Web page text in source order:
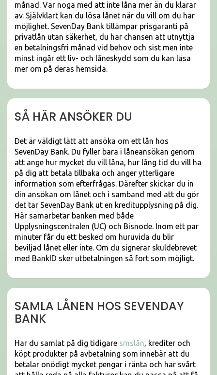
månad. Var noga med att inte låna mer än du klarar
av. Självklart kan du lösa lånet när du vill om du har
möjlighet. SevenDay Bank tillämpar prisgaranti på
privatlån utan säkerhet, du har chansen att utnyttja
en betalningsfri månad vid behov och sist men inte
minst ingår ett liv- och låneskydd som du kan läsa
mer om på deras hemsida.
SÅ HÄR ANSÖKER DU
Det är väldigt lätt att ansöka om ett lån hos
SevenDay Bank. Du fyller bara i låneansökan genom
att ange hur mycket du vill låna, hur lång tid du vill ha
på dig att betala tillbaka och anger ytterligare
information som efterfrågas. Därefter skickar du in
din ansökan om lånet och i samband med att du gör
det tar SevenDay Bank ut en kreditupplysning på dig.
Här samarbetar banken med både
Upplysningscentralen (UC) och Bisnode. Inom ett par
minuter får du ett besked om huruvida du blir
beviljad lånet eller inte. Om du signerar skuldebrevet
med BankID sker utbetalningen så fort som möjligt.
SAMLA LÅNEN HOS SEVENDAY
BANK
Har du samlat på dig tidigare smslån, krediter och
köpt produkter på avbetalning som innebär att du
betalar onödigt mycket pengar i ränta och har svårt